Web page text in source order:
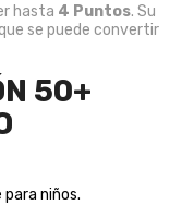
hasta 4 Puntos. Su
se puede convertir
50+
niños.